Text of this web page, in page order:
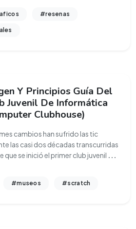
#resenas
Y Principios Guía Del
Juvenil De Informática
Clubhouse)
cambios han sufrido las tic
las casi dos décadas transcurridas
que se inició el primer club juvenil ...
#museos #scratch